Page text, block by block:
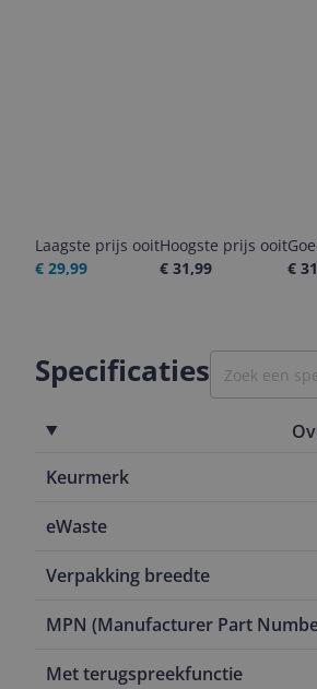
Laagste prijs ooit
€ 29,99
Hoogste prijs ooit
€ 31,99
€
Specificaties
Keurmerk
eWaste
Verpakking breedte
MPN (Manufacturer Part
Met terugspreekfunctie